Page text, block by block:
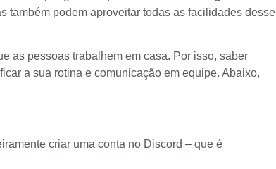
também podem aproveitar todas as facilidades desse
as pessoas trabalhem em casa. Por isso, saber
a sua rotina e comunicação em equipe. Abaixo,
criar uma conta no Discord – que é